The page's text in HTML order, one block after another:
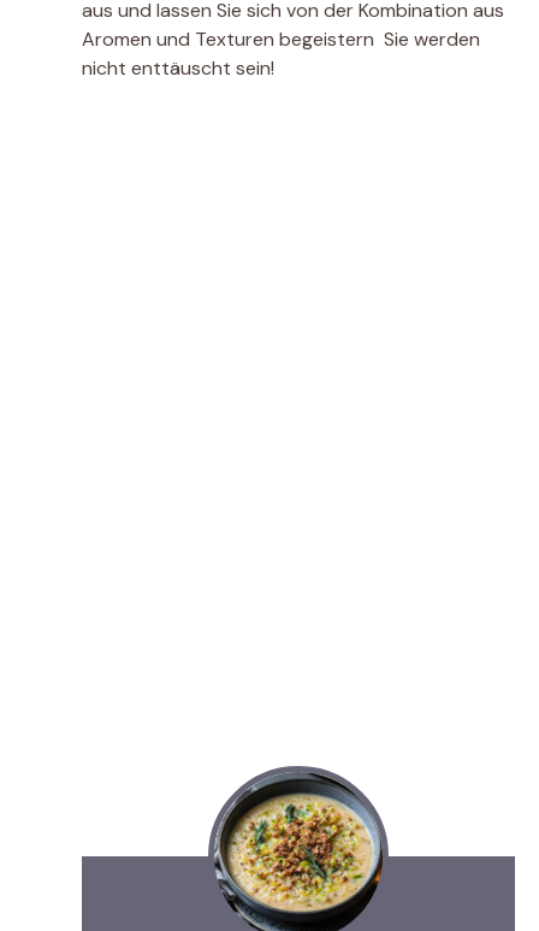
aus und lassen Sie sich von der Kombination aus
Aromen und Texturen begeistern  Sie werden
nicht enttäuscht sein!